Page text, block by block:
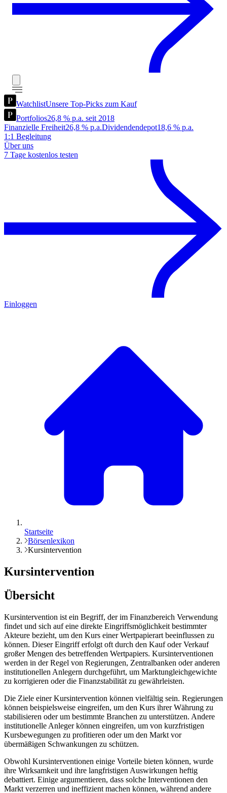
WatchlistUnsere Top-Picks zum Kauf
Portfolios26,8 % p.a. seit 2018
Finanzielle Freiheit26,8 % p.a.Dividendendepot18,6 % p.a.
1:1 Begleitung
Über uns
7 Tage kostenlos testen
Einloggen
Startseite
Börsenlexikon
Kursintervention
Kursintervention
Übersicht
Kursintervention ist ein Begriff, der im Finanzbereich Verwendung
findet und sich auf eine direkte Eingriffsmöglichkeit bestimmter
Akteure bezieht, um den Kurs einer Wertpapierart beeinflussen zu
können. Dieser Eingriff erfolgt oft durch den Kauf oder Verkauf
großer Mengen des betreffenden Wertpapiers. Kursinterventionen
werden in der Regel von Regierungen, Zentralbanken oder anderen
institutionellen Anlegern durchgeführt, um Marktungleichgewichte
zu korrigieren oder die Finanzstabilität zu gewährleisten.
Die Ziele einer Kursintervention können vielfältig sein. Regierungen
können beispielsweise eingreifen, um den Kurs ihrer Währung zu
stabilisieren oder um bestimmte Branchen zu unterstützen. Andere
institutionelle Anleger können eingreifen, um von kurzfristigen
Kursbewegungen zu profitieren oder um den Markt vor
übermäßigen Schwankungen zu schützen.
Obwohl Kursinterventionen einige Vorteile bieten können, wurde
ihre Wirksamkeit und ihre langfristigen Auswirkungen heftig
debattiert. Einige argumentieren, dass solche Interventionen den
Markt verzerren und ineffizient machen können, während andere